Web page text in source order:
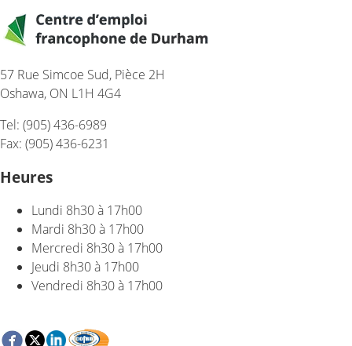
57 Rue Simcoe Sud, Pièce 2H
Oshawa, ON L1H 4G4
Tel: (905) 436-6989
Fax: (905) 436-6231
Heures
Lundi 8h30 à 17h00
Mardi 8h30 à 17h00
Mercredi 8h30 à 17h00
Jeudi 8h30 à 17h00
Vendredi 8h30 à 17h00